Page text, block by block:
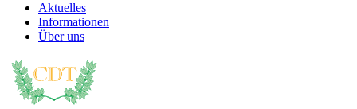
Aktuelles
Informationen
Über uns